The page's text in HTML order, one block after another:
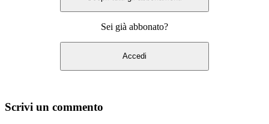
Sei già abbonato?
Accedi
Scrivi un commento